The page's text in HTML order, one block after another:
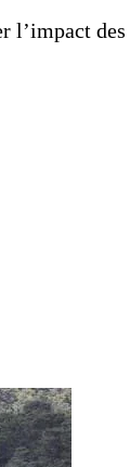
l’impact des